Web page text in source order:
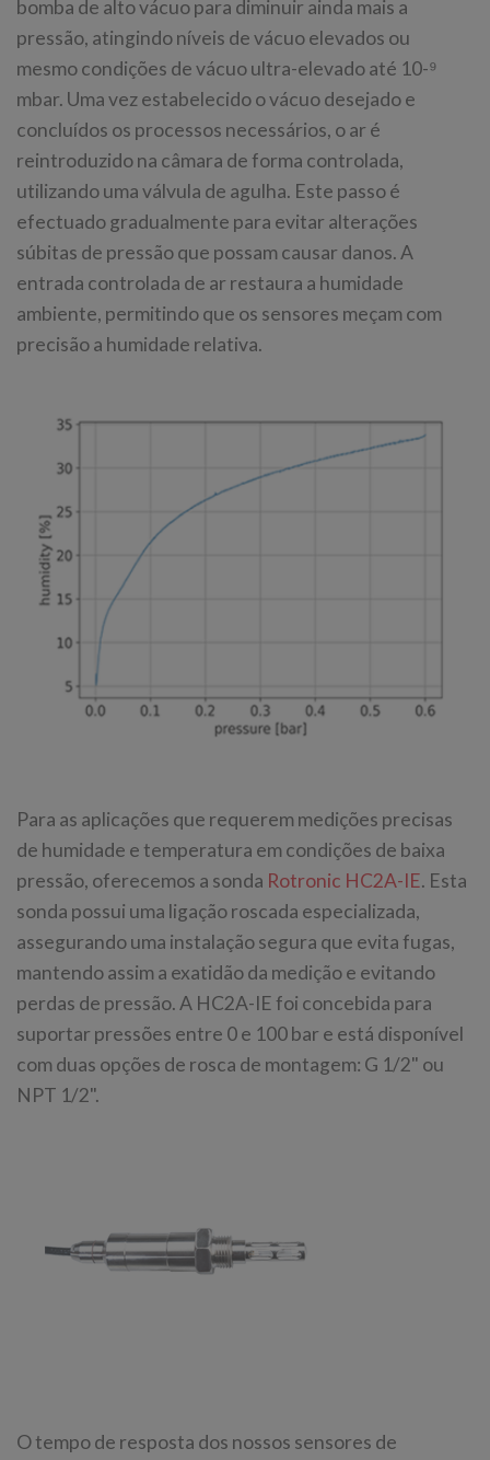
bomba de alto vácuo para diminuir ainda mais a
pressão, atingindo níveis de vácuo elevados ou
mesmo condições de vácuo ultra-elevado até 10-⁹
mbar. Uma vez estabelecido o vácuo desejado e
concluídos os processos necessários, o ar é
reintroduzido na câmara de forma controlada,
utilizando uma válvula de agulha. Este passo é
efectuado gradualmente para evitar alterações
súbitas de pressão que possam causar danos. A
entrada controlada de ar restaura a humidade
ambiente, permitindo que os sensores meçam com
precisão a humidade relativa.
Para as aplicações que requerem medições precisas
de humidade e temperatura em condições de baixa
pressão, oferecemos a sonda Rotronic HC2A-IE. Esta
sonda possui uma ligação roscada especializada,
assegurando uma instalação segura que evita fugas,
mantendo assim a exatidão da medição e evitando
perdas de pressão. A HC2A-IE foi concebida para
suportar pressões entre 0 e 100 bar e está disponível
com duas opções de rosca de montagem: G 1/2" ou
NPT 1/2".
O tempo de resposta dos nossos sensores de